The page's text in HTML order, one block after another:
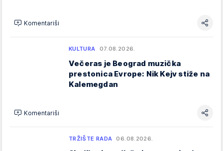
Komentariši
KULTURA 07.08.2026.
Večeras je Beograd muzička
prestonica Evrope: Nik Kejv stiže na
Kalemegdan
Komentariši
TRŽIŠTE RADA 06.08.2026.